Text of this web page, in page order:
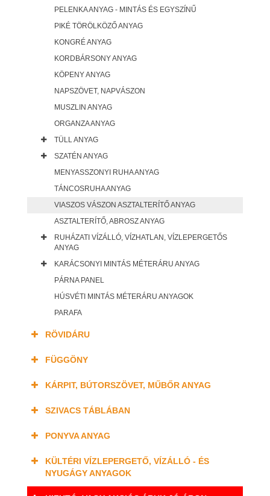
PELENKA ANYAG - MINTÁS ÉS EGYSZÍNŰ
PIKÉ TÖRÖLKÖZŐ ANYAG
KONGRÉ ANYAG
KORDBÁRSONY ANYAG
KÖPENY ANYAG
NAPSZÖVET, NAPVÁSZON
MUSZLIN ANYAG
ORGANZA ANYAG
TÜLL ANYAG
SZATÉN ANYAG
MENYASSZONYI RUHA ANYAG
TÁNCOSRUHA ANYAG
VIASZOS VÁSZON ASZTALTERÍTŐ ANYAG
ASZTALTERÍTŐ, ABROSZ ANYAG
RUHÁZATI VÍZÁLLÓ, VÍZHATLAN, VÍZLEPERGETŐS
ANYAG
KARÁCSONYI MINTÁS MÉTERÁRU ANYAG
PÁRNA PANEL
HÚSVÉTI MINTÁS MÉTERÁRU ANYAGOK
PARAFA
RÖVIDÁRU
FÜGGÖNY
KÁRPIT, BÚTORSZÖVET, MŰBŐR ANYAG
SZIVACS TÁBLÁBAN
PONYVA ANYAG
KÜLTÉRI VÍZLEPERGETŐ, VÍZÁLLÓ - ÉS
NYUGÁGY ANYAGOK